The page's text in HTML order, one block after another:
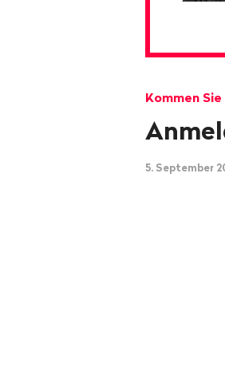
Kommen
5. September